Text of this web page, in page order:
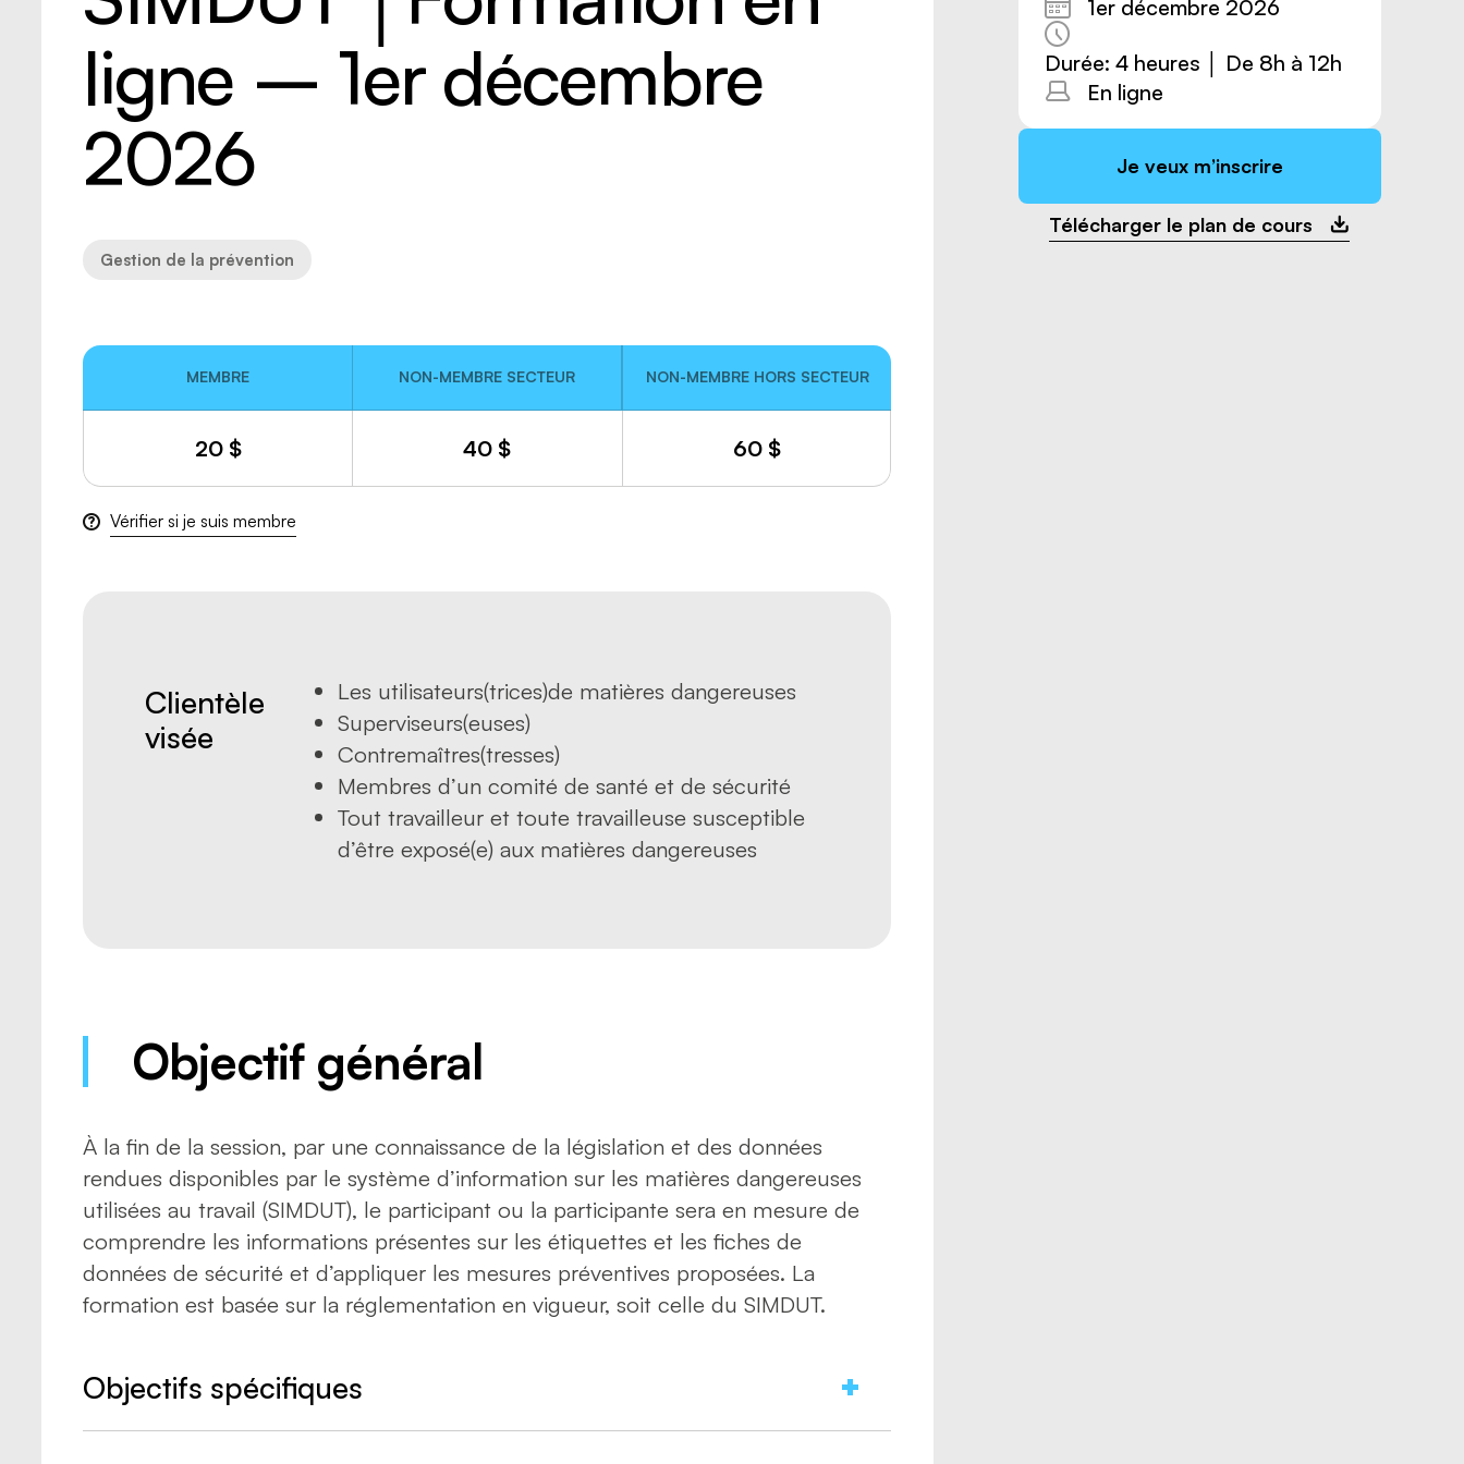
Sécurité routière
Transport de personnes
Nous joindre
ligne – 1er décembre
2026
Gestion de la prévention
MEMBRE
20$
NON-MEMBRE SECTEUR
40 $
NON-MEMBRE HORS SECTEUR
60$
Vérifier si je suis membre
Clientèle
visée
Les utilisateurs(trices)de matières dangereuses
Superviseurs(euses)
Contremaîtres(tresses)
Membres d’un comité de santé et de sécurité
Tout travailleur et toute travailleuse susceptible
d’être exposé(e) aux matières dangereuses
Objectif général
À la fin de la session, par une connaissance de la législation et des données
rendues disponibles par le système d’information sur les matières dangereuses
utilisées au travail (SIMDUT), le participant ou la participante sera en mesure de
comprendre les informations présentes sur les étiquettes et les fiches de
données de sécurité et d’appliquer les mesures préventives proposées. La
formation est basée sur la réglementation en vigueur, soit celle du SIMDUT.
Objectifs spécifiques
1er décembre 2026
Durée: 4 heures │ De 8h à 12h
En ligne
Je veux m’inscrire
Télécharger le plan de cours